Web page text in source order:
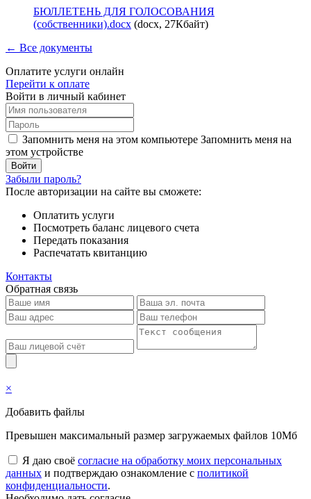
БЮЛЛЕТЕНЬ ДЛЯ ГОЛОСОВАНИЯ
(собственники).docx (docx, 27Кбайт)
← Все документы
Оплатите услуги онлайн
Перейти к оплате
Войти в личный кабинет
Запомнить меня на этом компьютере Запомнить меня на
этом устройстве
Забыли пароль?
После авторизации на сайте вы сможете:
Оплатить услуги
Посмотреть баланс лицевого счета
Передать показания
Распечатать квитанцию
Контакты
Обратная связь
×
Добавить файлы
Превышен максимальный размер загружаемых файлов 10Мб
Я даю своё согласие на обработку моих персональных
данных и подтверждаю ознакомление с политикой
конфиденциальности.